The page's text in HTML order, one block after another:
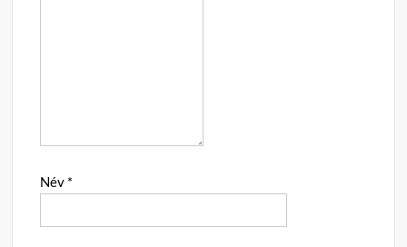
Név *